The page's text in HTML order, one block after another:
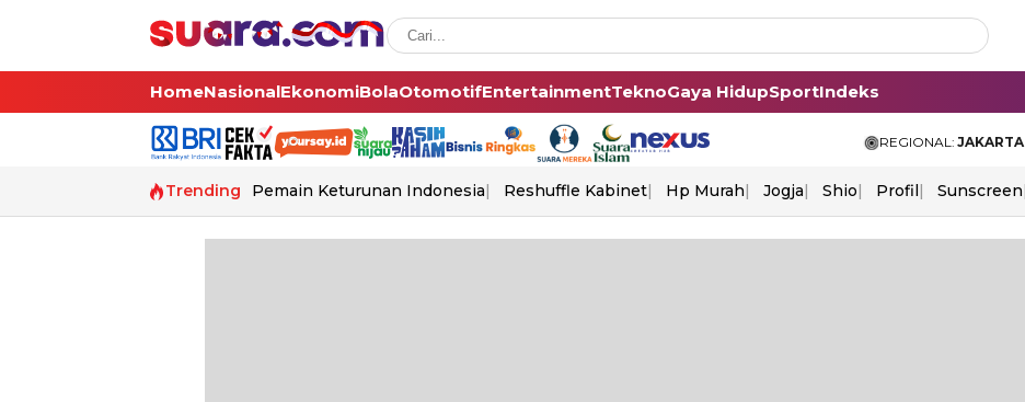
HomeNasionalEkonomiBolaOtomotifEntertainmentTeknoGaya HidupSportIndeks
REGIONAL: JAKARTA
Trending Pemain Keturunan Indonesia Reshuffle Kabinet Hp Murah Jogja Shio Profil Sunscreen